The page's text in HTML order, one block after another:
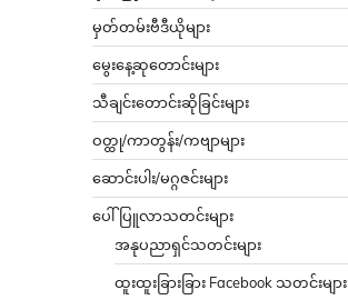
မှတ်တမ်းဗီဒီယိုများ
မွေးနေ့ဆုတောင်းများ
သီချင်းတောင်းဆိုခြင်းများ
ဝတ္ထု/ကာတွန်း/ကဗျာများ
ဆောင်းပါး/မဂ္ဂဇင်းများ
ပေါ်ပြူလာသတင်းများ
အနုပညာရှင်သတင်းများ
ထူးထူးခြားခြား Facebook သတင်းများ